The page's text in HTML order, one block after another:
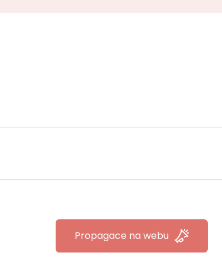
Propagace na webu